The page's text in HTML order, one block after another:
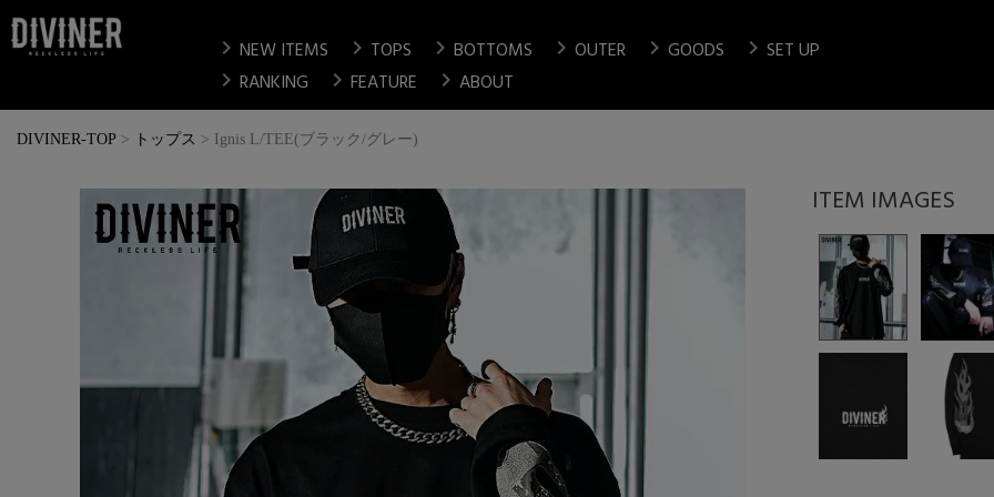
chevron_right NEW ITEMS chevron_right TOPS chevron_right BOTTOMS chevron_right OUTER chevron_right GOODS chevron_right SET UP
chevron_right RANKING chevron_right FEATURE chevron_right ABOUT
DIVINER-TOP トップス Ignis L/TEE(ブラック/グレー)